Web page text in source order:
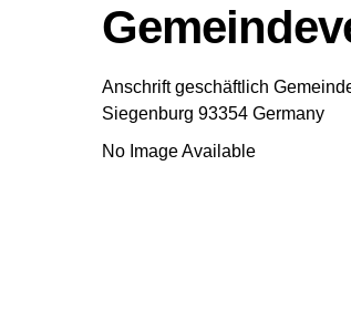
Anschrift geschäftlich
Siegenburg 93354 Germany
No Image Available